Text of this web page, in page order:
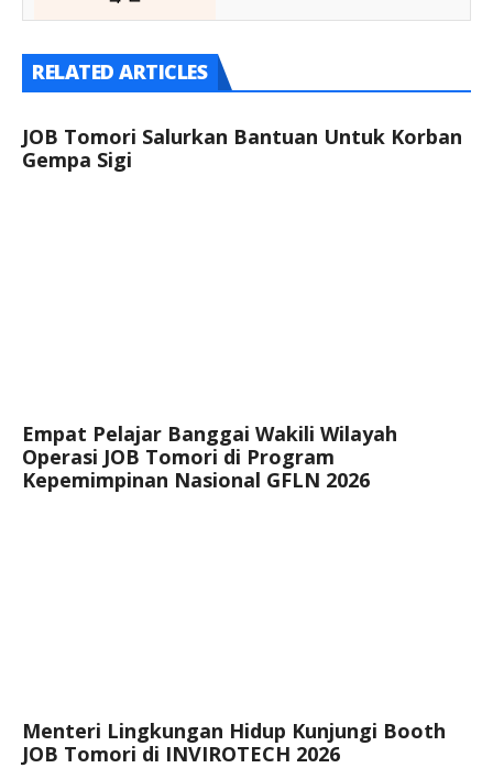
RELATED ARTICLES
JOB Tomori Salurkan Bantuan Untuk Korban
Gempa Sigi
Empat Pelajar Banggai Wakili Wilayah
Operasi JOB Tomori di Program
Kepemimpinan Nasional GFLN 2026
Menteri Lingkungan Hidup Kunjungi Booth
JOB Tomori di INVIROTECH 2026